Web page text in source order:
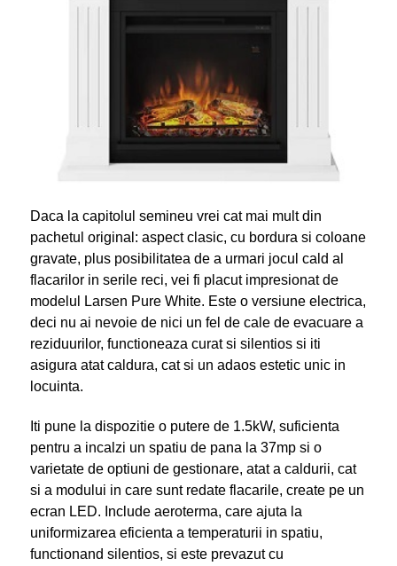
Daca la capitolul semineu vrei cat mai mult din
pachetul original: aspect clasic, cu bordura si coloane
gravate, plus posibilitatea de a urmari jocul cald al
flacarilor in serile reci, vei fi placut impresionat de
modelul Larsen Pure White. Este o versiune electrica,
deci nu ai nevoie de nici un fel de cale de evacuare a
reziduurilor, functioneaza curat si silentios si iti
asigura atat caldura, cat si un adaos estetic unic in
locuinta.
Iti pune la dispozitie o putere de 1.5kW, suficienta
pentru a incalzi un spatiu de pana la 37mp si o
varietate de optiuni de gestionare, atat a caldurii, cat
si a modului in care sunt redate flacarile, create pe un
ecran LED. Include aeroterma, care ajuta la
uniformizarea eficienta a temperaturii in spatiu,
functionand silentios, si este prevazut cu